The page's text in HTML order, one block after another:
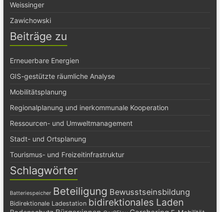
Weissinger
Zawichowski
Beiträge zu
Erneuerbare Energien
GIS-gestützte räumliche Analyse
Mobilitätsplanung
Regionalplanung und inerkommunale Kooperation
Ressourcen- und Umweltmanagement
Stadt- und Ortsplanung
Tourismus- und Freizeitinfrastruktur
Schlagwörter
Batteriespeicher Beteiligung Bewusstseinsbildung
Bidirektionale Ladestation bidirektionales Laden